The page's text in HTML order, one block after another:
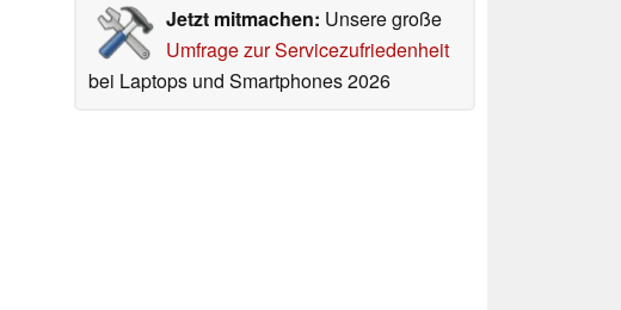
Jetzt mitmachen: Unsere große
Umfrage zur Servicezufriedenheit
bei Laptops und Smartphones 2026